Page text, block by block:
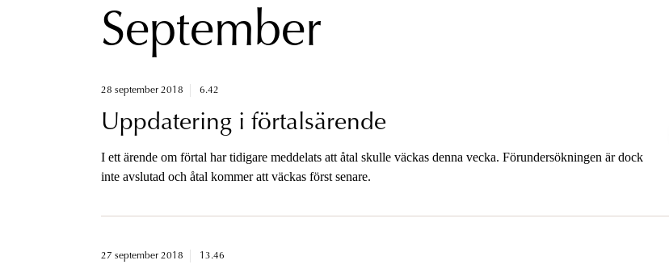
September
28 september 2018 6.42
Uppdatering i förtalsärende
I ett ärende om förtal har tidigare meddelats att åtal skulle väckas denna vecka. Förundersökningen är dock
inte avslutad och åtal kommer att väckas först senare.
27 september 2018 13.46